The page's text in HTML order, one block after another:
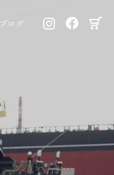
ブログ